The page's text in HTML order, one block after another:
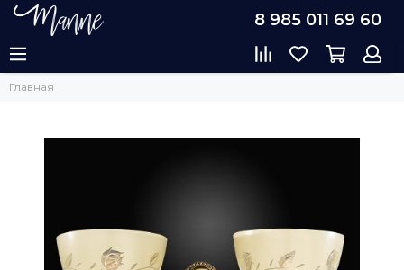
8 985 011 69 60
Главная